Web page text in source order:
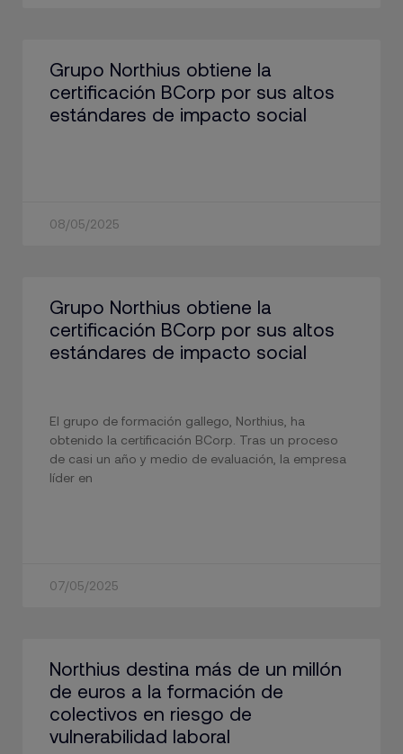
Grupo Northius obtiene la
certificación BCorp por sus altos
estándares de impacto social
08/05/2025
Grupo Northius obtiene la
certificación BCorp por sus altos
estándares de impacto social
El grupo de formación gallego, Northius, ha
obtenido la certificación BCorp. Tras un proceso
de casi un año y medio de evaluación, la empresa
líder en
07/05/2025
Northius destina más de un millón
de euros a la formación de
colectivos en riesgo de
vulnerabilidad laboral